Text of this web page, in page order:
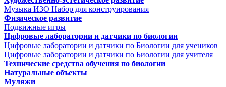
Музыка ИЗО Набор для конструирования
Физическое развитие
Подвижные игры
Цифровые лаборатории и датчики по биологии
Цифровые лаборатории и датчики по Биологии для учеников
Цифровые лаборатории и датчики по Биологии для учителя
Технические средства обучения по биологии
Натуральные объекты
Муляжи